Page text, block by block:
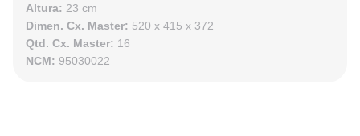
Altura: 23 cm
Dimen. Cx. Master: 520 x 415 x 372
Qtd. Cx. Master: 16
NCM: 95030022